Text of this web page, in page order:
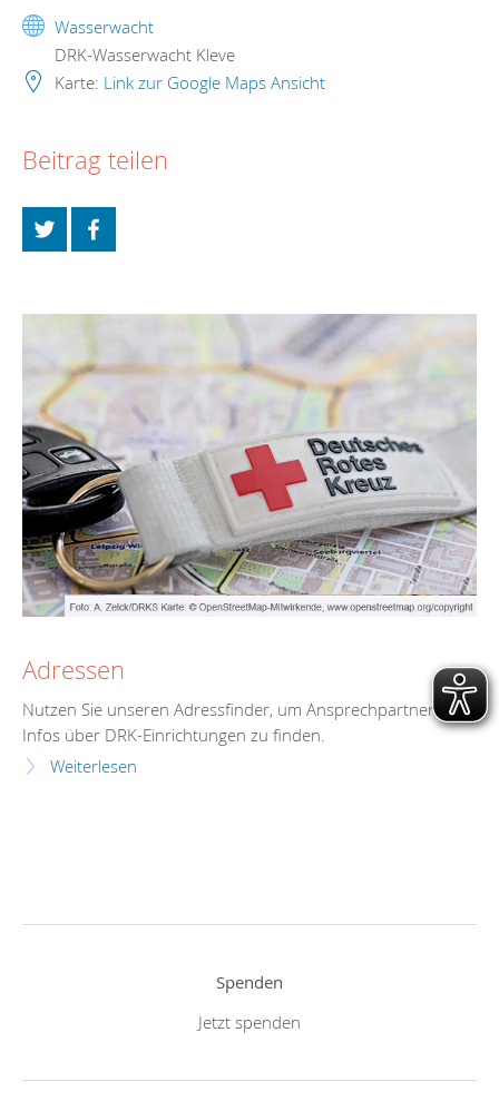
Wasserwacht
DRK-Wasserwacht Kleve
Karte: Link zur Google Maps Ansicht
Beitrag teilen
Adressen
Nutzen Sie unseren Adressfinder, um Ansprechpartner und
Infos über DRK-Einrichtungen zu finden.
Weiterlesen
Spenden
Jetzt spenden